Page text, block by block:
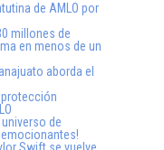
de AMLO por
millones de
en menos de un
aborda el
universo de